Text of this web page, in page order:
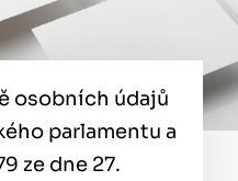
osobních údajů
parlamentu a
ze dne 27.